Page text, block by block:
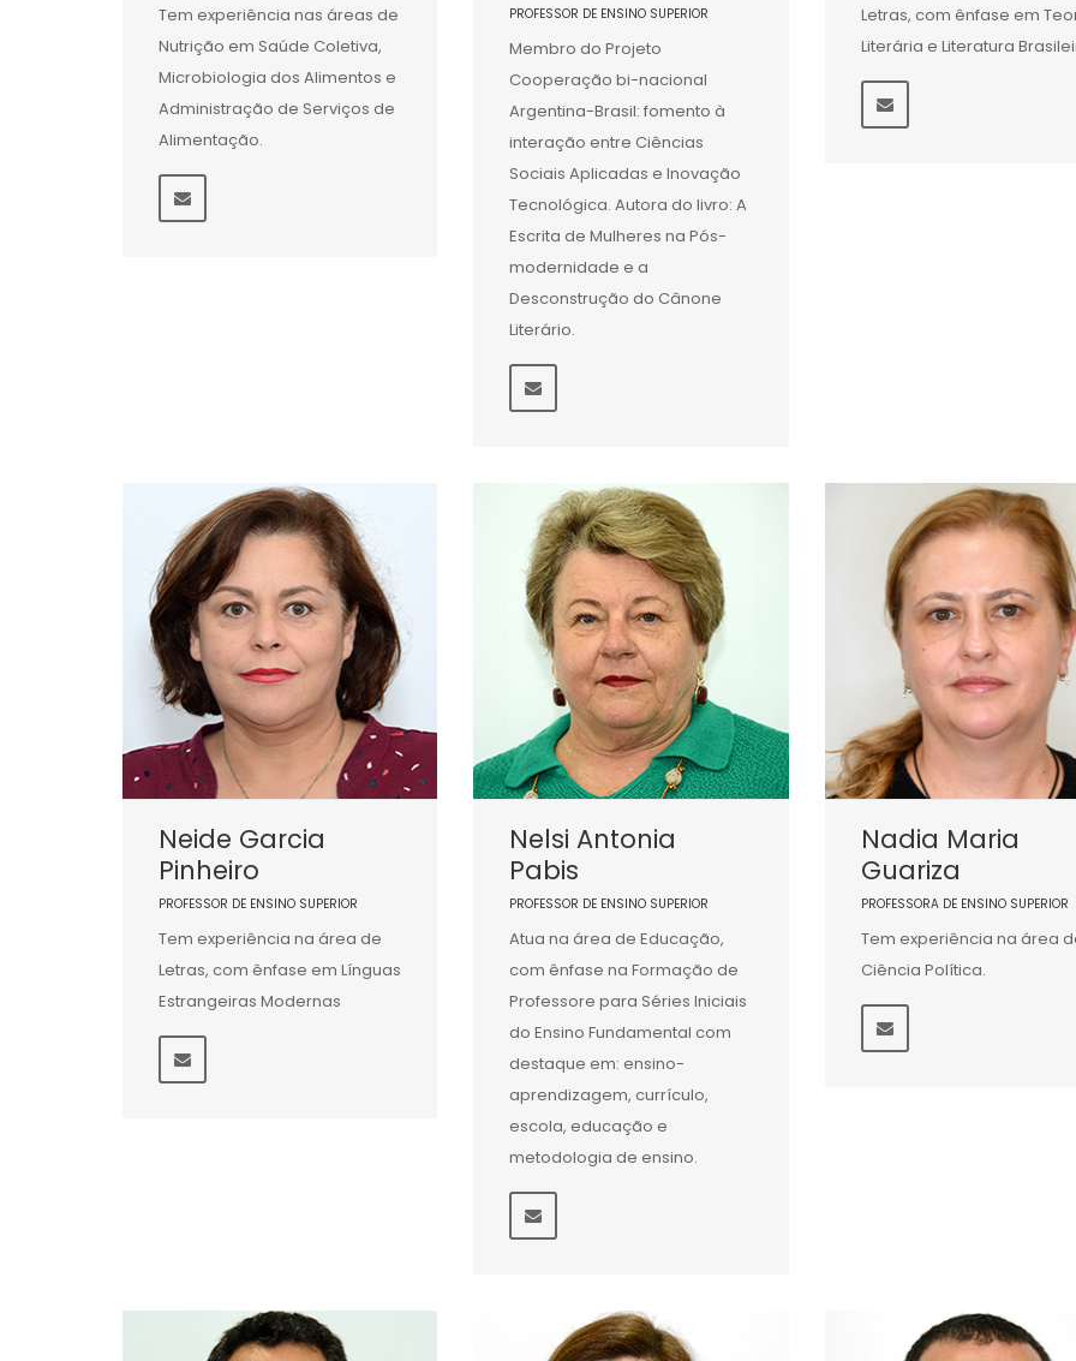
Tem experiência nas áreas de
Nutrição em Saúde Coletiva,
Microbiologia dos Alimentos e
Administração de Serviços de
Alimentação.
PROFESSOR DE ENSINO SUPERIOR
Membro do Projeto
Cooperação bi-nacional
Argentina-Brasil: fomento à
interação entre Ciências
Sociais Aplicadas e Inovação
Tecnológica. Autora do livro: A
Escrita de Mulheres na Pós-
modernidade e a
Desconstrução do Cânone
Literário.
Letras, com ênfase em
Literária e Literatura
Neide Garcia
Pinheiro
PROFESSOR DE ENSINO SUPERIOR
Tem experiência na área de
Letras, com ênfase em Línguas
Estrangeiras Modernas
Nelsi Antonia
Pabis
PROFESSOR DE ENSINO SUPERIOR
Atua na área de Educação,
com ênfase na Formação de
Professore para Séries Iniciais
do Ensino Fundamental com
destaque em: ensino-
aprendizagem, currículo,
escola, educação e
metodologia de ensino.
Nadia Maria
Guariza
PROFESSORA DE ENSINO SUPERIOR
Tem experiência na área
Ciência Política.